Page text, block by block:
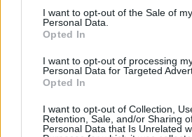
consent section.
I want to opt-out of the Sale of my
Personal Data.
Opted In
I want to opt-out of processing
Personal Data for Targeted
Opted In
I want to opt-out of Collection,
Retention, Sale, and/or Sharing
Personal Data that Is Unrelated
(είσοδο από Λαμία) έως Κηφισίας
Καθυστερήσεις 10-15 λεπτών
Στο ρεύμα προς Ελευσίνα
Πλακεντίας έως Κηφισίας